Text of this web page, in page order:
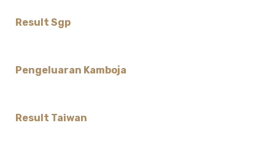
Result Sgp
Pengeluaran Kamboja
Result Taiwan